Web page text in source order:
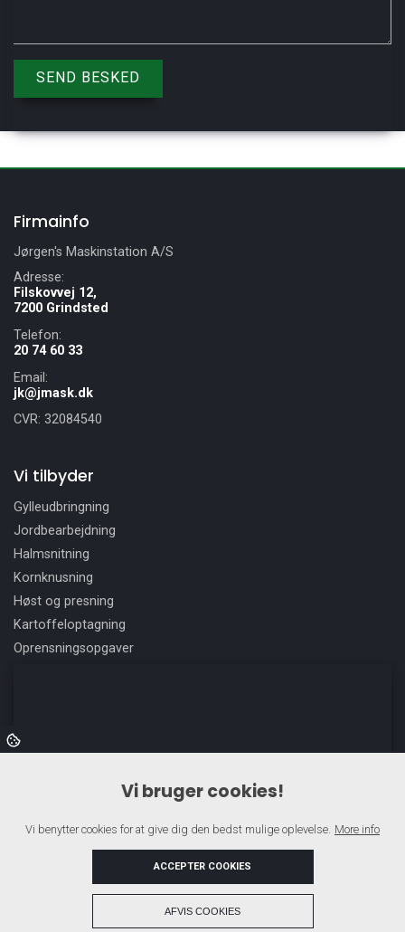
Firmainfo
Jørgen's Maskinstation A/S
Adresse:
Filskovvej 12,
7200 Grindsted
Telefon:
20 74 60 33
Email:
jk@jmask.dk
CVR: 32084540
Vi tilbyder
Gylleudbringning
Jordbearbejdning
Halmsnitning
Kornknusning
Høst og presning
Kartoffeloptagning
Oprensningsopgaver
Vi bruger cookies!
Vi benytter cookies for at give dig den bedst mulige oplevelse. More info
ACCEPTER COOKIES
AFVIS COOKIES